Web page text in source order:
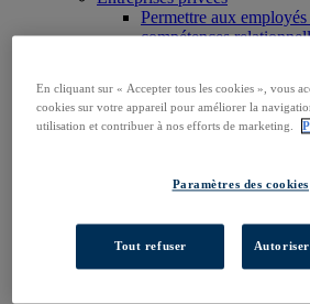
Permettre aux
compétences
travail.
Éditeurs
Élargir la portée de
nouveaux marchés
Chercheurs et étudiants
Accéder à EBSCOhost
Découvrir les produits
En cliquant sur « Accepter tous les cookies », vous
cookies sur votre appareil pour améliorer la
utilisation et contribuer à nos efforts de marketing.
Paramètres des cookies
Tout refuser Autoriser